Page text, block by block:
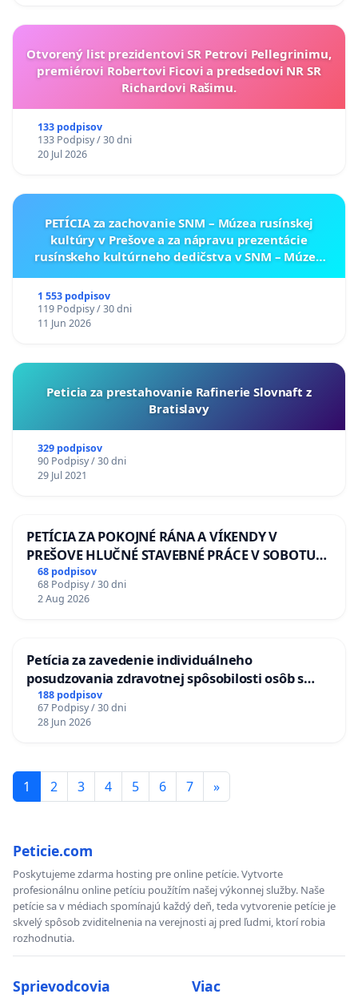
Otvorený list prezidentovi SR Petrovi Pellegrinimu,
premiérovi Robertovi Ficovi a predsedovi NR SR
Richardovi Rašimu.
133 podpisov
133 Podpisy / 30 dni
20 Jul 2026
PETÍCIA za zachovanie SNM – Múzea rusínskej
kultúry v Prešove a za nápravu prezentácie
rusínskeho kultúrneho dedičstva v SNM – Múzeu
1 553 podpisov
119 Podpisy / 30 dni
11 Jun 2026
Peticia za prestahovanie Rafinerie Slovnaft z
Bratislavy
329 podpisov
90 Podpisy / 30 dni
29 Jul 2021
PETÍCIA ZA POKOJNÉ RÁNA A VÍKENDY V
PREŠOVE HLUČNÉ STAVEBNÉ PRÁCE V SOBOTU
LEN OD 9.00 DO 13.00 HOD., CEZ PRACOVNÝ
TÝŽDEŇ CIEĽ 8.00 – 18.00 HOD. A PRAVIDELNÁ
KONTROLA STAVBY C-AREA NA
68 podpisov
68 Podpisy / 30 dni
2 Aug 2026
Petícia za zavedenie individuálneho
posudzovania zdravotnej spôsobilosti osôb s
diabetom 1. a 2. typu pri prijímaní do
Policajného zboru SR
188 podpisov
67 Podpisy / 30 dni
28 Jun 2026
1 2 3 4 5 6 7 »
Peticie.com
Poskytujeme zdarma hosting pre online petície. Vytvorte
profesionálnu online petíciu použítím našej výkonnej služby. Naše
petície sa v médiach spomínajú každý deň, teda vytvorenie petície je
skvelý spôsob zviditelnenia na verejnosti aj pred ľudmi, ktorí robia
rozhodnutia.
Sprievodcovia Viac